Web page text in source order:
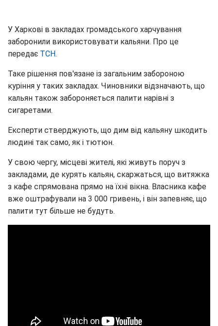
У Харкові в закладах громадського харчування
заборонили використовувати кальяни. Про це
передає ТСН.
Таке рішення пов'язане із загальним забороною
куріння у таких закладах. Чиновники відзначають, що
кальян також забороняється палити нарівні з
сигаретами.
Експерти стверджують, що дим від кальяну шкодить
людині так само, як і тютюн.
У свою чергу, місцеві жителі, які живуть поруч з
закладами, де курять кальян, скаржаться, що витяжка
з кафе спрямована прямо на їхні вікна. Власника кафе
вже оштрафували на 3 000 гривень, і він запевняє, що
палити тут більше не будуть.